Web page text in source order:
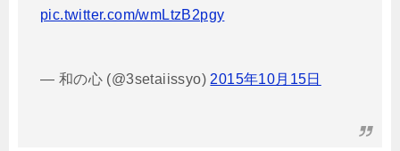
pic.twitter.com/wmLtzB2pgy
— 和の心 (@3setaiissyo) 2015年10月15日